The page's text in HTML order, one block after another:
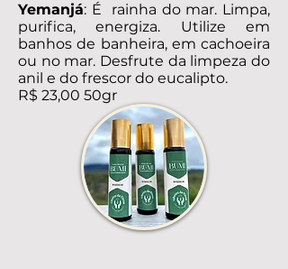
Yemanjá: É rainha do mar. Limpa,
purifica, energiza. Utilize em
banhos de banheira, em cachoeira
ou no mar. Desfrute da limpeza do
anil e do frescor do eucalipto.
R$ 23,00 50gr